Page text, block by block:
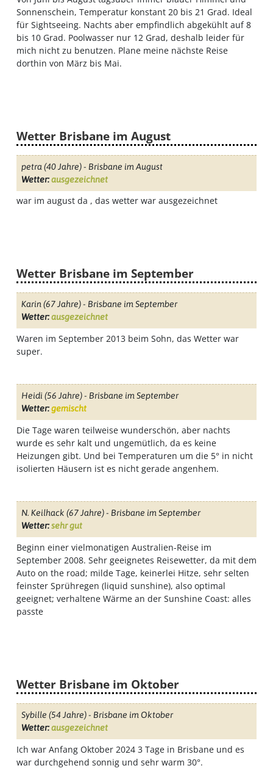
Sonnenschein, Temperatur konstant 20 bis 21 Grad. Ideal
für Sightseeing. Nachts aber empfindlich abgekühlt auf 8
bis 10 Grad. Poolwasser nur 12 Grad, deshalb leider für
mich nicht zu benutzen. Plane meine nächste Reise
dorthin von März bis Mai.
Wetter Brisbane im August
petra (40 Jahre) - Brisbane im August
Wetter:ausgezeichnet
war im august da , das wetter war ausgezeichnet
Wetter Brisbane im September
Karin(67 Jahre) - Brisbane im September
Wetter:ausgezeichnet
Waren im September 2013 beim Sohn, das Wetter war
super.
Heidi (56 Jahre) - Brisbane im September
Wetter:gemischt
Die Tage waren teilweise wunderschön, aber nachts
wurde es sehr kalt und ungemütlich, da es keine
Heizungen gibt. Und bei Temperaturen um die 5° in nicht
isolierten Häusern ist es nicht gerade angenhem.
N. Keilhack (67 Jahre) - Brisbane im September
Wetter:sehr gut
Beginn einer vielmonatigen Australien-Reise im
September 2008. Sehr geeignetes Reisewetter, da mit dem
Auto on the road; milde Tage, keinerlei Hitze, sehr selten
feinster Sprühregen (liquid sunshine), also optimal
geeignet; verhaltene Wärme an der Sunshine Coast: alles
passte
Wetter Brisbane im Oktober
Sybille (54 Jahre) - Brisbane im Oktober
Wetter:ausgezeichnet
Ich war Anfang Oktober 2024 3 Tage in Brisbane und es
war durchgehend sonnig und sehr warm 30°.